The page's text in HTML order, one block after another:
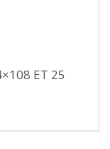
ET 25